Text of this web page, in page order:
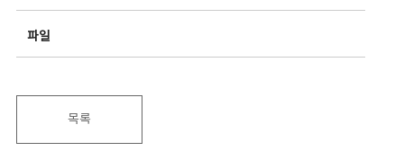
파일
목록